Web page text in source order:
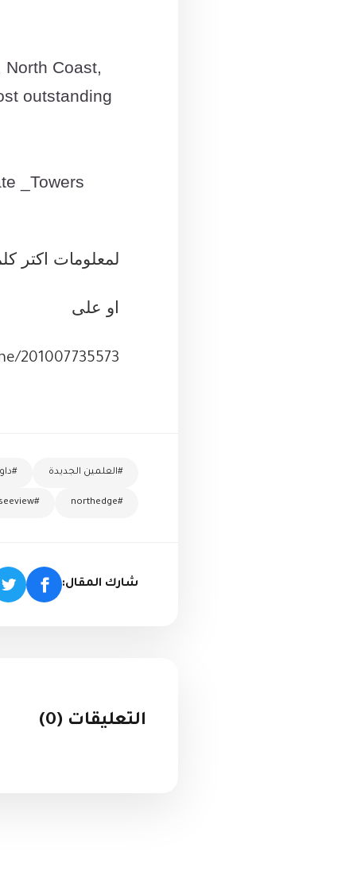
Coast,
outstanding
_Towers
لمعلومات اكتر كلمنا علي
او على
201007735573
#العلمين الجديدة
#northedge
#seeview
شارك المقال:
التعليقات (0)